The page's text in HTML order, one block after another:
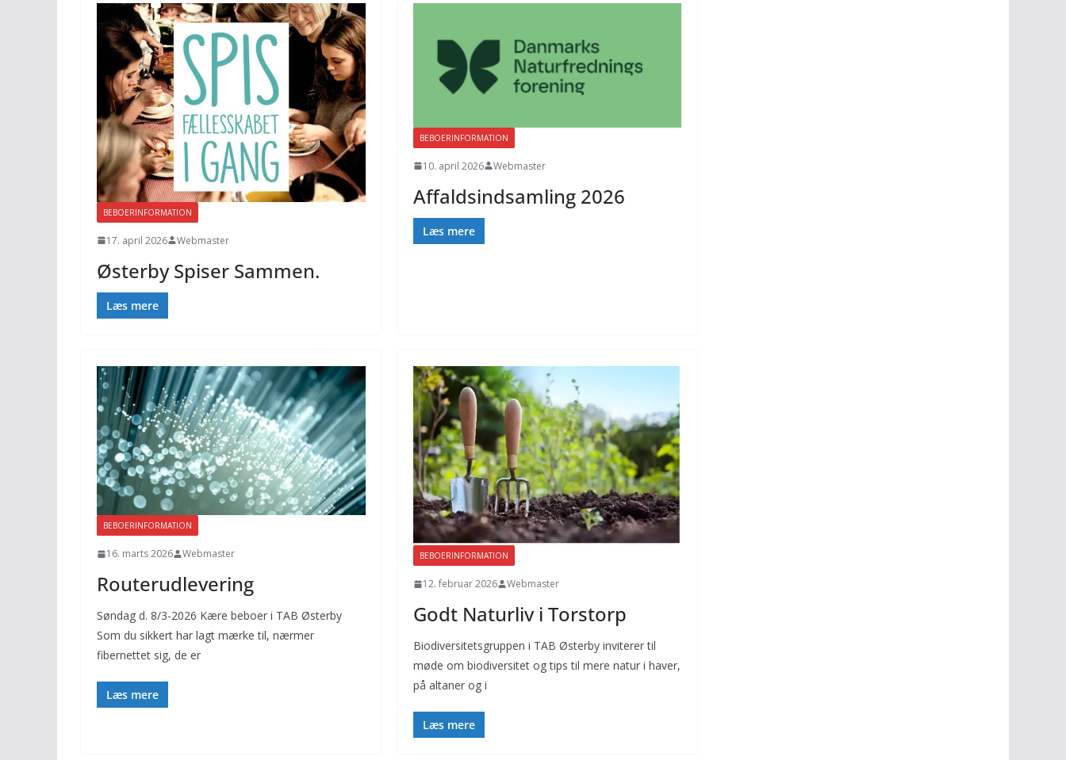
BEBOERINFORMATION
17. april 2026 Webmaster
Østerby Spiser Sammen.
Læs mere
BEBOERINFORMATION
10. april 2026 Webmaster
Affaldsindsamling 2026
Læs mere
BEBOERINFORMATION
16. marts 2026 Webmaster
Routerudlevering
Søndag d. 8/3-2026 Kære beboer i TAB Østerby
Som du sikkert har lagt mærke til, nærmer
fibernettet sig, de er
Læs mere
BEBOERINFORMATION
12. februar 2026 Webmaster
Godt Naturliv i Torstorp
Biodiversitetsgruppen i TAB Østerby inviterer til
møde om biodiversitet og tips til mere natur i haver,
på altaner og i
Læs mere